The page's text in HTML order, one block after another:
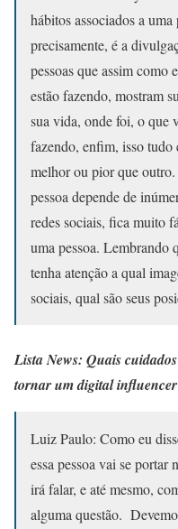
hábitos associados a
precisamente, é a
pessoas que assim como
estão fazendo, mostram
sua vida, onde foi, o que
fazendo, enfim, isso
melhor ou pior que
pessoa depende de
redes sociais, fica muito
uma pessoa. Lembrando
tenha atenção a qual
sociais, qual são seus
Lista News: Quais
tornar um digital
Luiz Paulo: Como eu
essa pessoa vai se portar
irá falar, e até mesmo,
alguma questão.